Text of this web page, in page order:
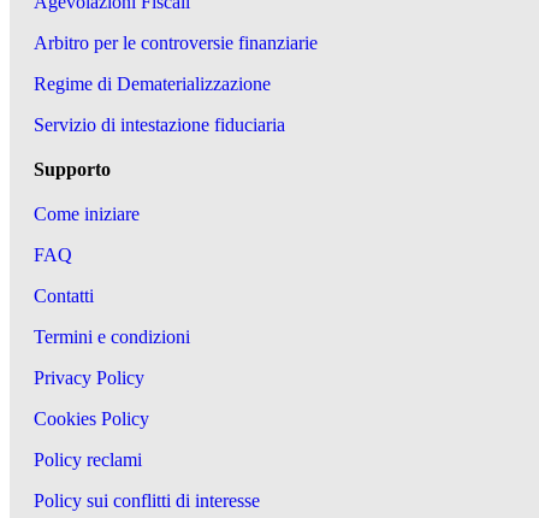
Arbitro per le controversie finanziarie
Regime di Dematerializzazione
Servizio di intestazione fiduciaria
Supporto
Come iniziare
FAQ
Contatti
Termini e condizioni
Privacy Policy
Cookies Policy
Policy reclami
Policy sui conflitti di interesse